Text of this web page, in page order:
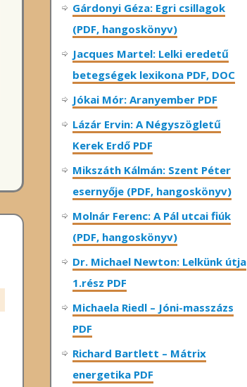
Gárdonyi Géza: Egri csillagok
(PDF, hangoskönyv)
Jacques Martel: Lelki eredetű
betegségek lexikona PDF, DOC
Jókai Mór: Aranyember PDF
Lázár Ervin: A Négyszögletű
Kerek Erdő PDF
Mikszáth Kálmán: Szent Péter
esernyője (PDF, hangoskönyv)
Molnár Ferenc: A Pál utcai fiúk
(PDF, hangoskönyv)
Dr. Michael Newton: Lelkünk útja
1.rész PDF
Michaela Riedl – Jóni-masszázs
PDF
Richard Bartlett – Mátrix
energetika PDF